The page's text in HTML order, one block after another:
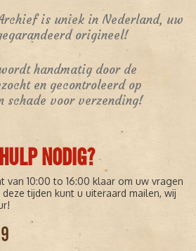
is uniek in Nederland, uw
origineel!
handmatig door de
en gecontroleerd op
schade voor verzending!
NODIG?
van 10:00 to 16:00 klaar om uw vragen
tijden kunt u uiteraard mailen, wij